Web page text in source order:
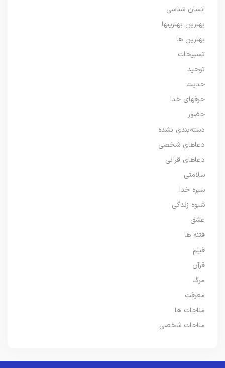
انسان شناسی
بهترین بهترینها
بهترین ها
تسبیحات
توحید
حدیث
حرفهای خدا
حضور
دسته‌بندی نشده
دعاهای شخصی
دعاهای قرآنی
سلامتی
سیره خدا
شیوه زندگی
عشق
فتنه ها
فیلم
قرآن
مرگ
معرفت
مناجات ها
مناحات شخصی